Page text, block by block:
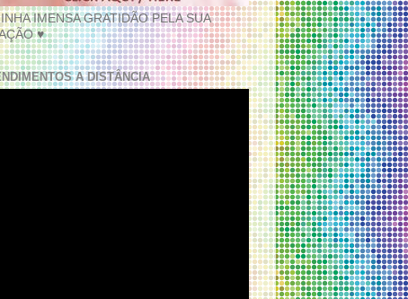
IMENSA GRATIDÃO PELA SUA
♥
A DISTÂNCIA